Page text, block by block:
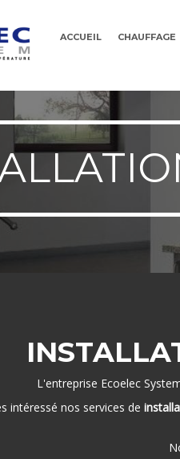
ACCUEIL CHAUFFAGE
L'entreprise Ecoelec
intéressé nos services de